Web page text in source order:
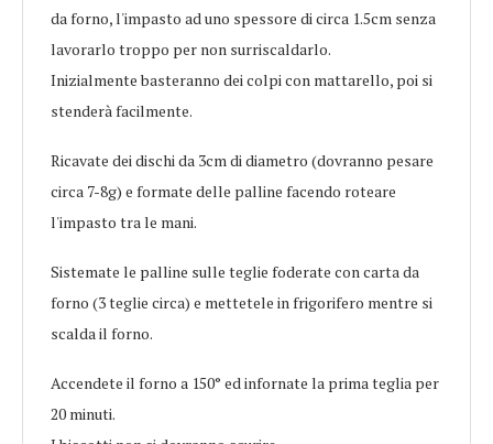
da forno, l'impasto ad uno spessore di circa 1.5cm senza
lavorarlo troppo per non surriscaldarlo.
Inizialmente basteranno dei colpi con mattarello, poi si
stenderà facilmente.
Ricavate dei dischi da 3cm di diametro (dovranno pesare
circa 7-8g) e formate delle palline facendo roteare
l'impasto tra le mani.
Sistemate le palline sulle teglie foderate con carta da
forno (3 teglie circa) e mettetele in frigorifero mentre si
scalda il forno.
Accendete il forno a 150° ed infornate la prima teglia per
20 minuti.